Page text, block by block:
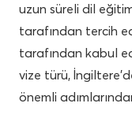
uzun süreli dil
tarafından tercih
tarafından kabul
vize türü,
önemli